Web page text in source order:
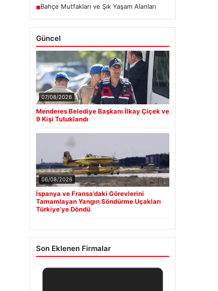
■Bahçe Mutfakları ve Şık Yaşam Alanları
Güncel
07/08/2026
Menderes Belediye Başkanı İlkay Çiçek ve
9 Kişi Tutuklandı
06/08/2026
İspanya ve Fransa’daki Görevlerini
Tamamlayan Yangın Söndürme Uçakları
Türkiye’ye Döndü
Son Eklenen Firmalar